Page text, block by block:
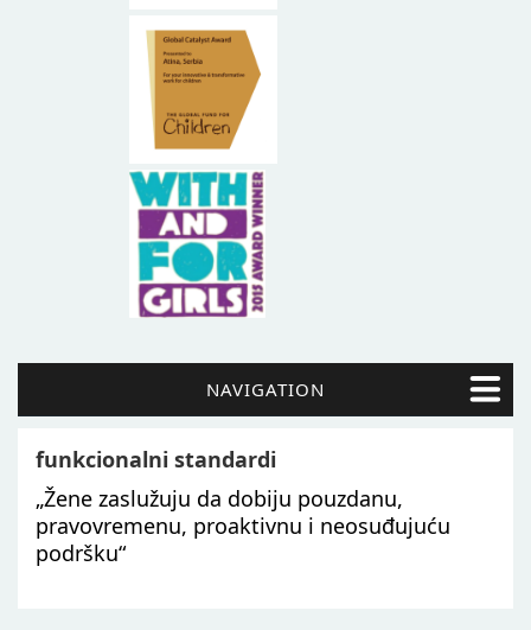
NAVIGATION
funkcionalni standardi
„Žene zaslužuju da dobiju pouzdanu,
pravovremenu, proaktivnu i neosuđujuću
podršku“